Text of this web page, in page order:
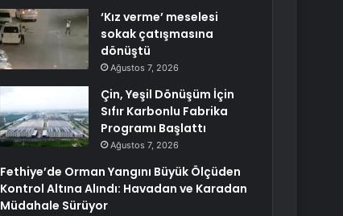
‘Kız verme’ meselesi
sokak çatışmasına
dönüştü
Ağustos 7, 2026
Çin, Yeşil Dönüşüm İçin
Sıfır Karbonlu Fabrika
Programı Başlattı
Ağustos 7, 2026
Fethiye’de Orman Yangını Büyük Ölçüden
Kontrol Altına Alındı: Havadan ve Karadan
Müdahale Sürüyor